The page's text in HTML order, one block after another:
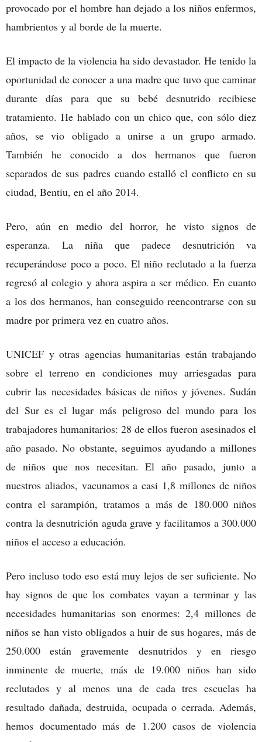
provocado por el hombre han dejado a los niños enfermos,
hambrientos y al borde de la muerte.
El impacto de la violencia ha sido devastador. He tenido la
oportunidad de conocer a una madre que tuvo que caminar
durante días para que su bebé desnutrido recibiese
tratamiento. He hablado con un chico que, con sólo diez
años, se vio obligado a unirse a un grupo armado.
También he conocido a dos hermanos que fueron
separados de sus padres cuando estalló el conflicto en su
ciudad, Bentiu, en el año 2014.
Pero, aún en medio del horror, he visto signos de
esperanza. La niña que padece desnutrición va
recuperándose poco a poco. El niño reclutado a la fuerza
regresó al colegio y ahora aspira a ser médico. En cuanto
a los dos hermanos, han conseguido reencontrarse con su
madre por primera vez en cuatro años.
UNICEF y otras agencias humanitarias están trabajando
sobre el terreno en condiciones muy arriesgadas para
cubrir las necesidades básicas de niños y jóvenes. Sudán
del Sur es el lugar más peligroso del mundo para los
trabajadores humanitarios: 28 de ellos fueron asesinados el
año pasado. No obstante, seguimos ayudando a millones
de niños que nos necesitan. El año pasado, junto a
nuestros aliados, vacunamos a casi 1,8 millones de niños
contra el sarampión, tratamos a más de 180.000 niños
contra la desnutrición aguda grave y facilitamos a 300.000
niños el acceso a educación.
Pero incluso todo eso está muy lejos de ser suficiente. No
hay signos de que los combates vayan a terminar y las
necesidades humanitarias son enormes: 2,4 millones de
niños se han visto obligados a huir de sus hogares, más de
250.000 están gravemente desnutridos y en riesgo
inminente de muerte, más de 19.000 niños han sido
reclutados y al menos una de cada tres escuelas ha
resultado dañada, destruida, ocupada o cerrada. Además,
hemos documentado más de 1.200 casos de violencia